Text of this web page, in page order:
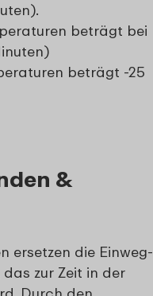
beträgt bei
beträgt -25
&
ersetzen die Einweg-
zur Zeit in der